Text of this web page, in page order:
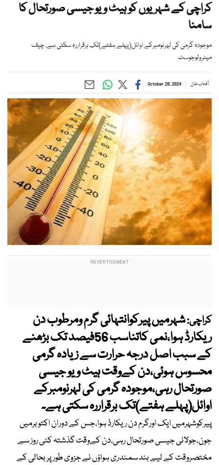
کراچی کے شہریوں کو ہیٹ ویو جیسی صورتحال کا
سامنا
موجودہ گرمی کی لہرنومبرکے اوائل(پہلے ہفتے)تک برقراررہ سکتی ہے، چیف
میٹرولوجوسٹ
آفتاب خان October 28, 2024
کراچی:شہرمیں پیرکوانتہائی گرم ومرطوب دن
ریکارڈ ہوا،نمی کاتناسب 56فیصد تک بڑھنے
کے سبب اصل درجہ حرارت سے زیادہ گرمی
محسوس ہوئی،دن کےوقت ہیٹ ویو جیسی
صورتحال رہی،موجودہ گرمی کی لہرنومبرکے
اوائل(پہلے ہفتے)تک برقراررہ سکتی ہے۔
پیرکوشہرمیں ایک اورگرم دن ریکارڈ ہوا،جس کے دوران اکتوبرمیں
جون،جولائی جیسی صورتحال رہی،دن کےوقت گذشتہ کئی روز سے
مختصروقت کے لیے بند سمندری ہواؤں نے جزوی طورپربحالی کے